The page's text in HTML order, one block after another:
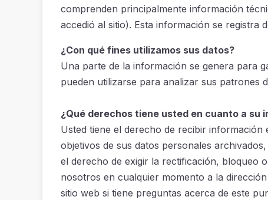
comprenden principalmente información
accedió al sitio). Esta información se registra
¿Con qué fines utilizamos sus datos?
Una parte de la información se genera para
pueden utilizarse para analizar sus patrones
¿Qué derechos tiene usted en cuanto a su
Usted tiene el derecho de recibir
objetivos de sus datos personales
el derecho de exigir la rectificación, bloqueo
nosotros en cualquier momento a la
sitio web si tiene preguntas acerca de este